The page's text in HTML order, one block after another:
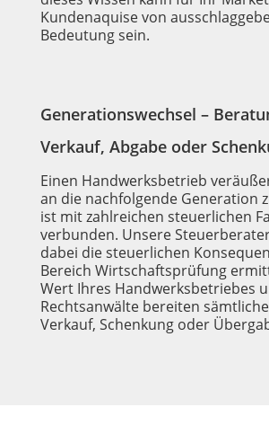
Kundenaquise von
Bedeutung sein.
Generationswechsel –
Verkauf, Abgabe oder
Einen Handwerksbetrieb
an die nachfolgende Generation
ist mit zahlreichen steuerlichen
verbunden. Unsere
dabei die steuerlichen
Bereich Wirtschaftsprüfung
Wert Ihres Handwerksbetriebes
Rechtsanwälte bereiten
Verkauf, Schenkung oder